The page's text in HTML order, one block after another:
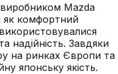
Mazda
як комфортний
надійність. Завдяки
на ринках Європи та
японську якість.